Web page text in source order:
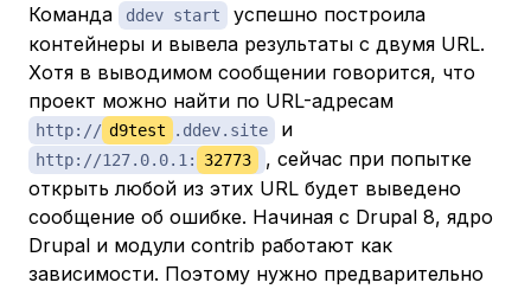
Команда ddev start
успешно построила
контейнеры и вывела результаты с двумя URL.
Хотя в выводимом сообщении говорится, что
проект можно найти по URL-адресам
http:// d9test .ddev.site и
http://127.0.0.1: 32773
, сейчас при попытке
открыть любой из этих URL будет выведено
сообщение об ошибке. Начиная с Drupal 8, ядро
Drupal и модули contrib работают как
зависимости. Поэтому нужно предварительно